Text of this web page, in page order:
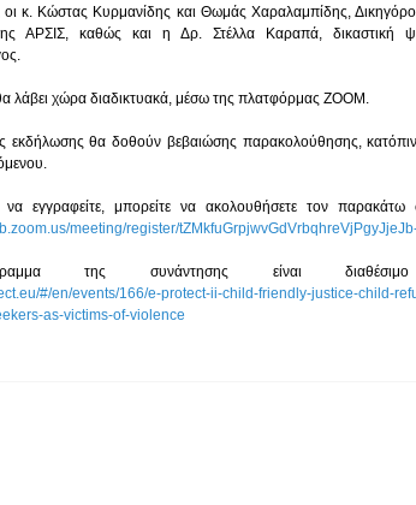
οι κ. Κώστας Κυρμανίδης και Θωμάς Χαραλαμπίδης,
ΑΡΣΙΣ, καθώς και η Δρ. Στέλλα Καραπά, δικαστική
λάβει χώρα διαδικτυακά, μέσω της πλατφόρμας ZOOM.
εκδήλωσης θα δοθούν βεβαιώσης παρακολούθησης,
meeting/register/
#/en/events/166/e-protect-ii-child-friendly-justice-child-
as-victims-of-violence